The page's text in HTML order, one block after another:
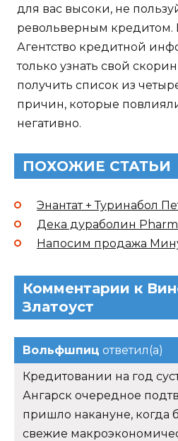
для вас высоки, не
револьверным кредитом.
Агентство кредитной
только узнать свой
получить список из
причин, которые
негативно.
ПОХОЖИЕ СТАТЬИ
Энантат + Туринабол
Дека дураболин
Напосим продажа
Комментарии к
Златоуст
Вольфшпиц ответил(а)
Кредитовании на год
Ангарск очередное
пришло накануне, когда
свежие